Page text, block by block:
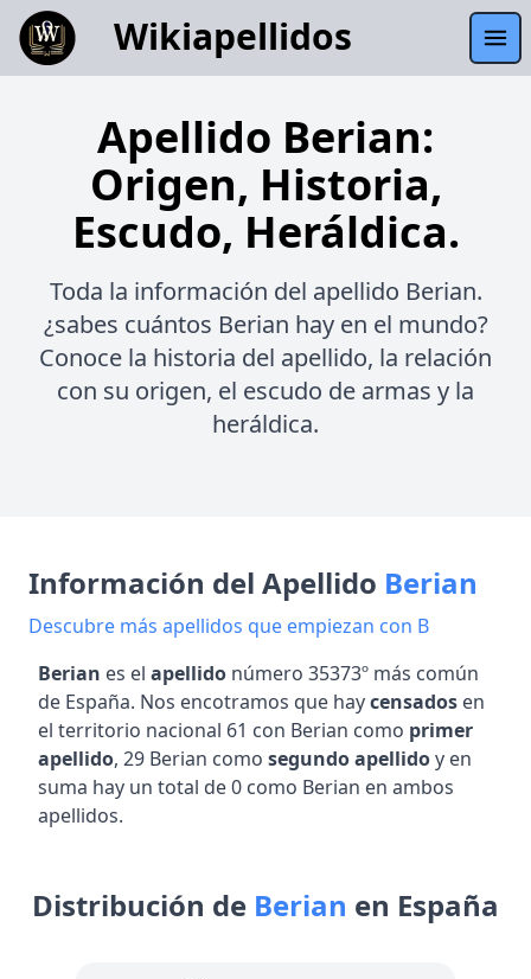
Wikiapellidos
Apellido Berian:
Origen, Historia,
Escudo, Heráldica.
Toda la información del apellido Berian.
¿sabes cuántos Berian hay en el mundo?
Conoce la historia del apellido, la relación
con su origen, el escudo de armas y la
heráldica.
Información del Apellido Berian
Descubre más apellidos que empiezan con B
Berian es el apellido número 35373º más común
de España. Nos encotramos que haycensados en
el territorio nacional 61 con Berian como primer
apellido, 29 Berian como segundo apellidoy en
suma hay un total de 0 como Berian en ambos
apellidos.
Distribución de Berian en España